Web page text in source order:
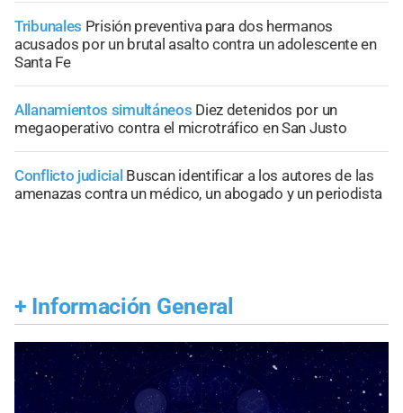
Tribunales Prisión preventiva para dos hermanos
acusados por un brutal asalto contra un adolescente en
Santa Fe
Allanamientos simultáneos Diez detenidos por un
megaoperativo contra el microtráfico en San Justo
Conflicto judicial Buscan identificar a los autores de las
amenazas contra un médico, un abogado y un periodista
+ Información General